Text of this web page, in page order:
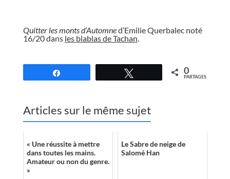
Quitter les monts d’Automned’Emilie Querbalec noté
16/20 dans les blablas de Tachan.
0
PARTAGES
Articles sur le même sujet
« Une réussite à mettre
dans toutes les mains.
Amateur ou non du genre.
»
Le Sabre de neige de
Salomé Han